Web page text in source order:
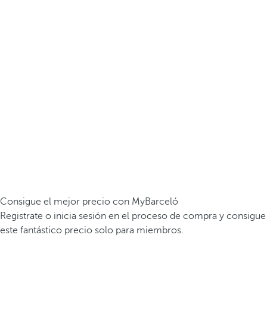
Consigue el mejor precio con MyBarceló
Registrate o inicia sesión en el proceso de compra y consigue
este fantástico precio solo para miembros.